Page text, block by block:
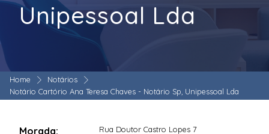
Unipessoal Lda
Home
Notários
Notário Cartório Ana Teresa Chaves - Notário Sp, Unipessoal Lda
Morada:
Rua Doutor Castro Lopes 7